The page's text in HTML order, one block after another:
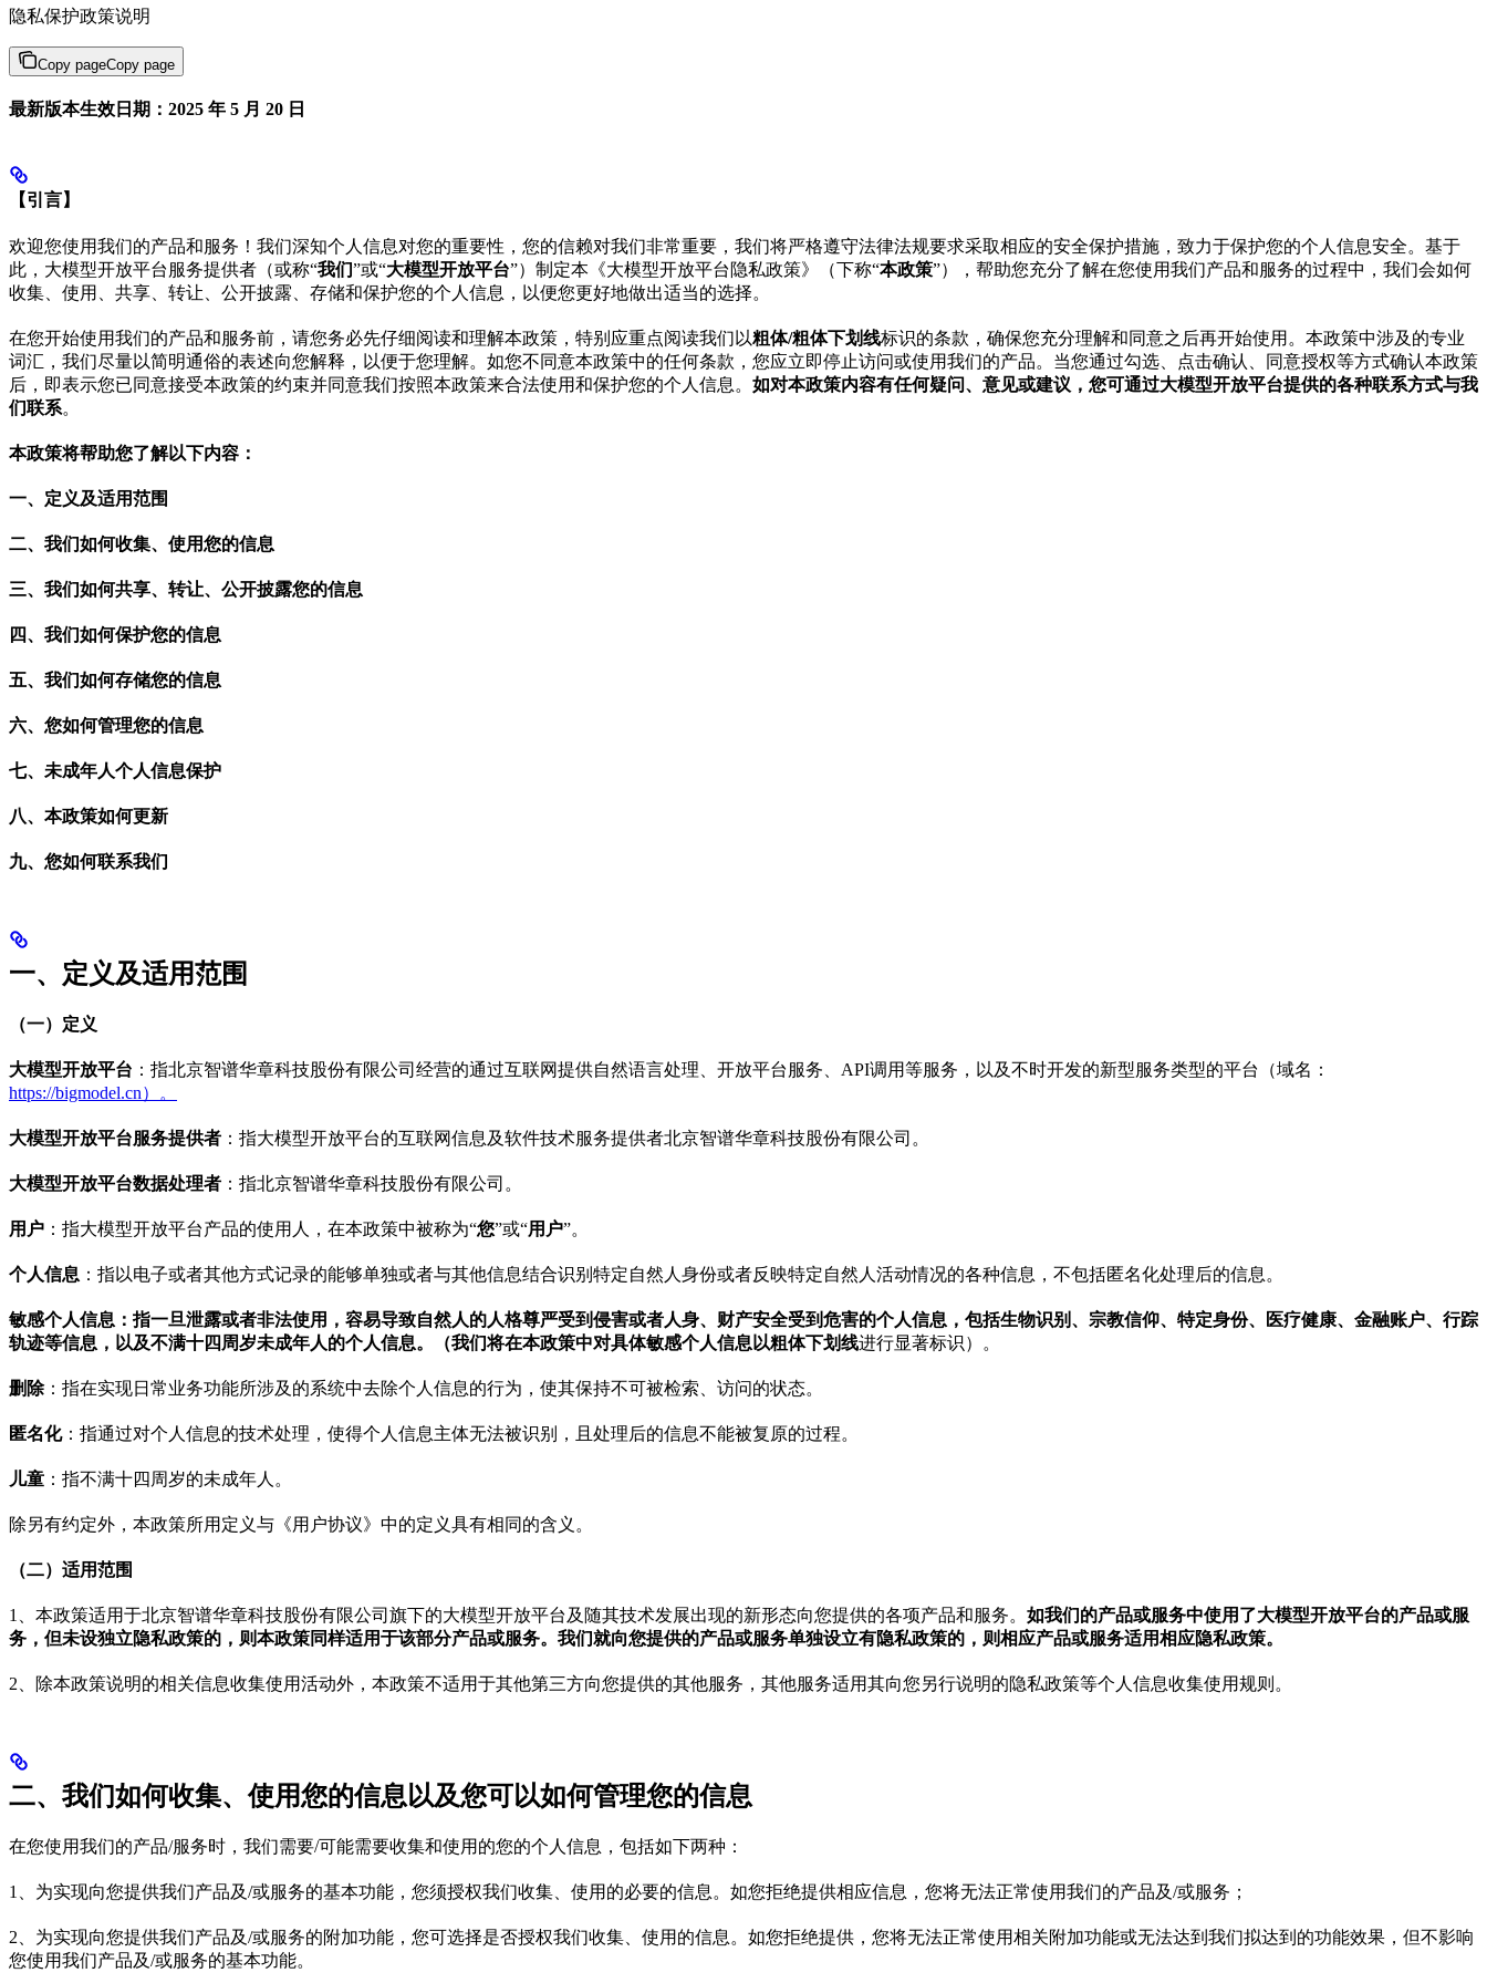
隐私保护政策说明
Copy pageCopy page
最新版本生效日期：2025 年 5 月 20 日
【引言】
欢迎您使用我们的产品和服务！我们深知个人信息对您的重要性，您的信赖对我们非常重要，我们将严格遵守法律法规要求采取相应的安全保护措施，致力于保护您的个人信息安全。基于
此，大模型开放平台服务提供者（或称“我们”或“大模型开放平台”）制定本《大模型开放平台隐私政策》（下称“本政策”），帮助您充分了解在您使用我们产品和服务的过程中，我们会如何
收集、使用、共享、转让、公开披露、存储和保护您的个人信息，以便您更好地做出适当的选择。
在您开始使用我们的产品和服务前，请您务必先仔细阅读和理解本政策，特别应重点阅读我们以粗体/粗体下划线标识的条款，确保您充分理解和同意之后再开始使用。本政策中涉及的专业
词汇，我们尽量以简明通俗的表述向您解释，以便于您理解。如您不同意本政策中的任何条款，您应立即停⽌访问或使用我们的产品。当您通过勾选、点击确认、同意授权等方式确认本政策
后，即表示您已同意接受本政策的约束并同意我们按照本政策来合法使用和保护您的个人信息。 如对本政策内容有任何疑问、意见或建议，您可通过大模型开放平台提供的各种联系方式与我
们联系。
本政策将帮助您了解以下内容：
一、定义及适用范围
二、我们如何收集、使用您的信息
三、我们如何共享、转让、公开披露您的信息
四、我们如何保护您的信息
五、我们如何存储您的信息
六、您如何管理您的信息
七、未成年人个人信息保护
八、本政策如何更新
九、您如何联系我们
一、定义及适用范围
（一）定义
大模型开放平台 ：指北京智谱华章科技股份有限公司经营的通过互联网提供自然语言处理、开放平台服务、API调用等服务，以及不时开发的新型服务类型的平台（域名：
https://bigmodel.cn）。
大模型开放平台服务提供者 ：指大模型开放平台的互联网信息及软件技术服务提供者北京智谱华章科技股份有限公司。
大模型开放平台数据处理者 ：指北京智谱华章科技股份有限公司。
用户 ：指大模型开放平台产品的使用人，在本政策中被称为“您”或“用户”。
个人信息 ：指以电子或者其他方式记录的能够单独或者与其他信息结合识别特定⾃然⼈身份或者反映特定⾃然⼈活动情况的各种信息，不包括匿名化处理后的信息。
敏感个人信息：指一旦泄露或者非法使用，容易导致自然人的人格尊严受到侵害或者人身、财产安全受到危害的个人信息，包括生物识别、宗教信仰、特定身份、医疗健康、金融账户、行踪
轨迹等信息，以及不满十四周岁未成年人的个人信息。（我们将在本政策中对具体敏感个人信息以粗体下划线进行显著标识）。
删除：指在实现日常业务功能所涉及的系统中去除个人信息的行为，使其保持不可被检索、访问的状态。
匿名化：指通过对个人信息的技术处理，使得个人信息主体无法被识别，且处理后的信息不能被复原的过程。
儿童 ：指不满十四周岁的未成年人。
除另有约定外，本政策所用定义与《用户协议》中的定义具有相同的含义。
（二）适用范围
1、本政策适用于北京智谱华章科技股份有限公司旗下的大模型开放平台及随其技术发展出现的新形态向您提供的各项产品和服务。 如我们的产品或服务中使用了大模型开放平台的产品或服
务，但未设独立隐私政策的，则本政策同样适用于该部分产品或服务。我们就向您提供的产品或服务单独设立有隐私政策的，则相应产品或服务适用相应隐私政策。
2、除本政策说明的相关信息收集使用活动外，本政策不适用于其他第三方向您提供的其他服务，其他服务适用其向您另行说明的隐私政策等个人信息收集使用规则。
二、我们如何收集、使用您的信息以及您可以如何管理您的信息
在您使用我们的产品/服务时，我们需要/可能需要收集和使用的您的个人信息，包括如下两种：
1、为实现向您提供我们产品及/或服务的基本功能，您须授权我们收集、使用的必要的信息。如您拒绝提供相应信息，您将无法正常使用我们的产品及/或服务；
2、为实现向您提供我们产品及/或服务的附加功能，您可选择是否授权我们收集、使用的信息。如您拒绝提供，您将无法正常使用相关附加功能或无法达到我们拟达到的功能效果，但不影响
您使用我们产品及/或服务的基本功能。